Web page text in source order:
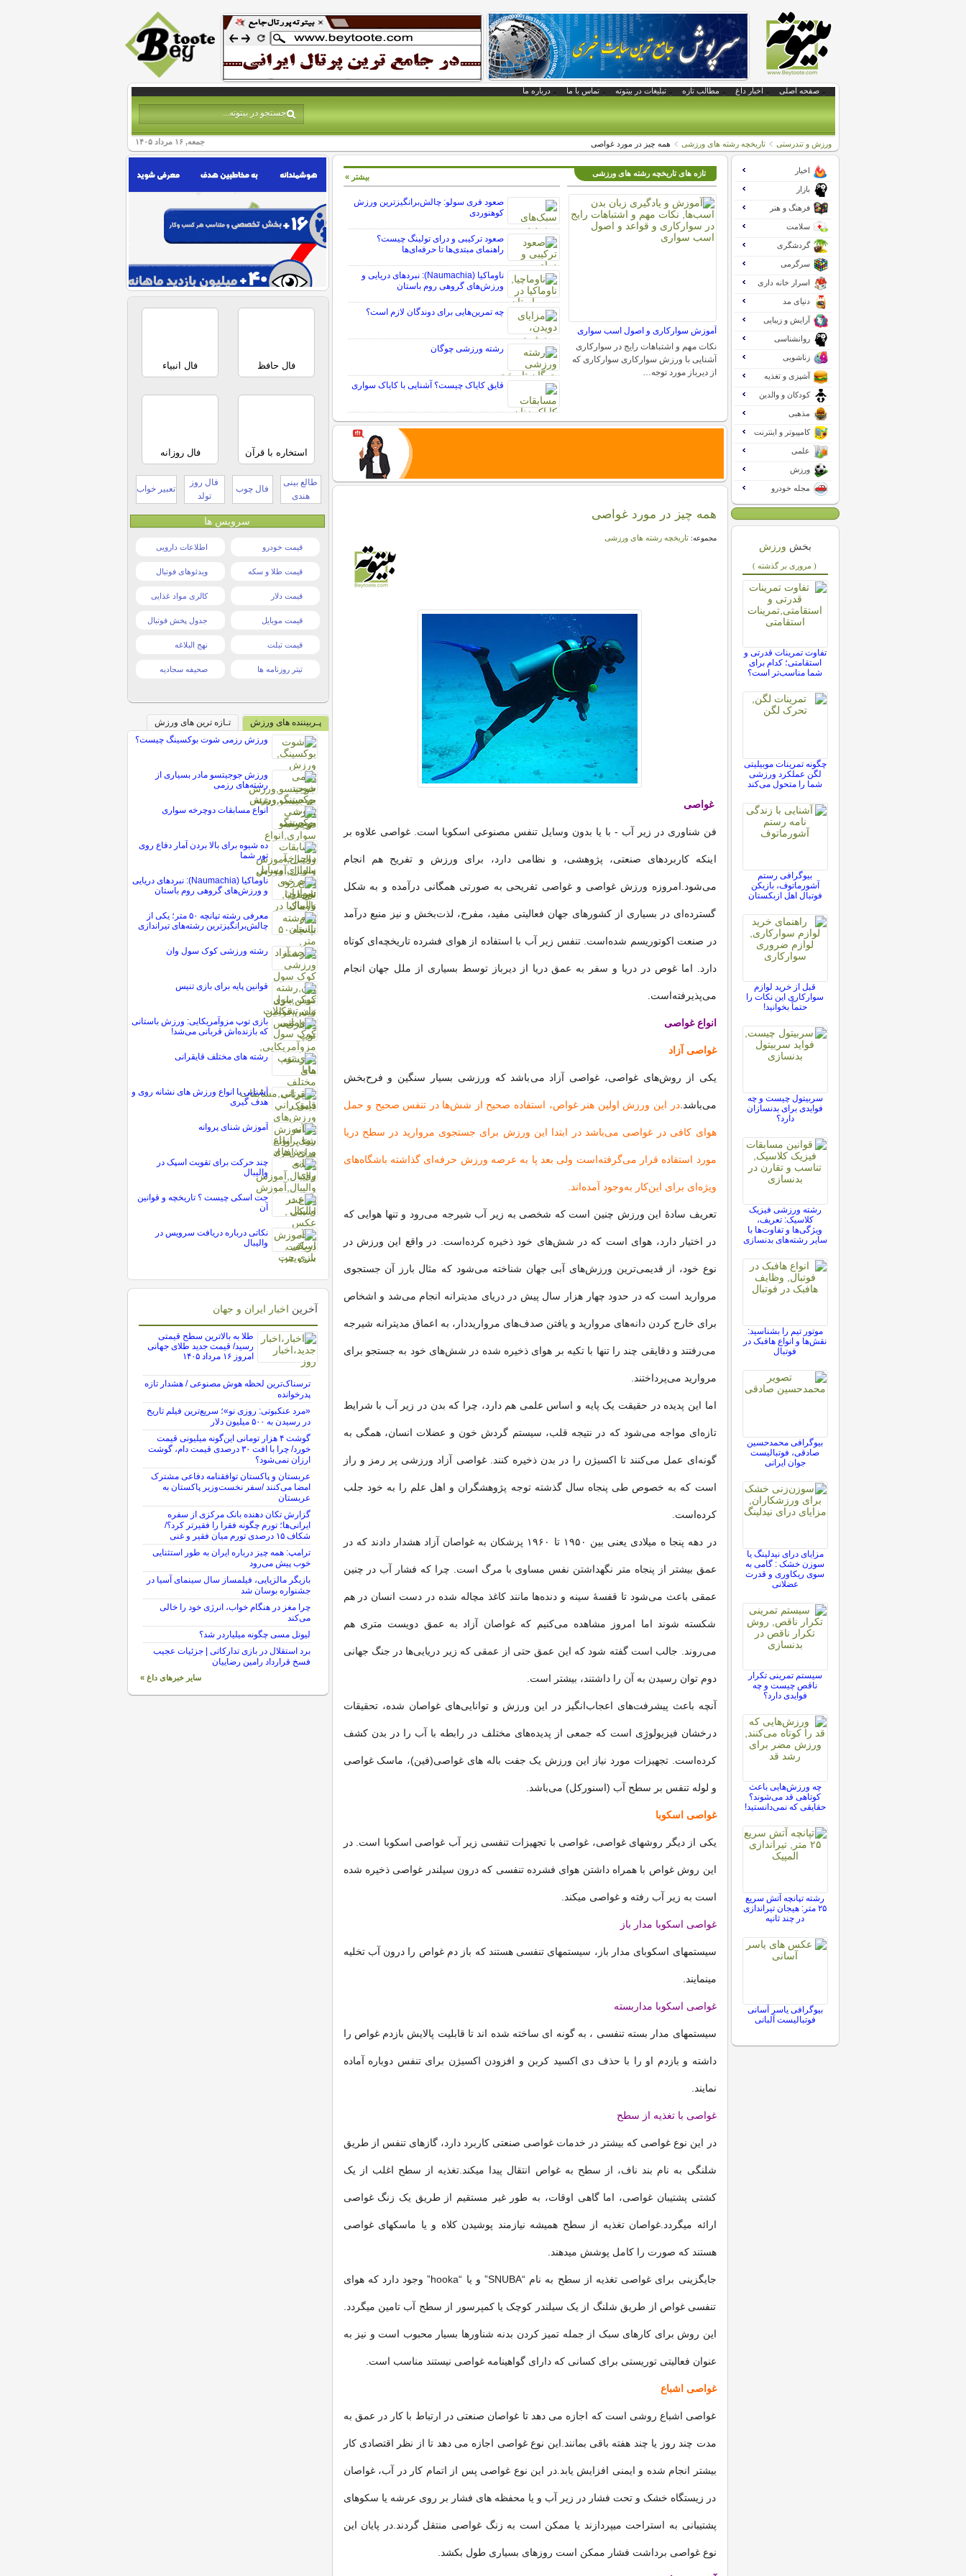
صفحه اصلی اخبار داغ مطالب تازه تبلیغات در بیتوته تماس با ما درباره ما
جمعه, ۱۶ مرداد ۱۴۰۵ ورزش و تندرستی تاریخچه رشته های ورزشی همه چيز در مورد غواصی
تازه های تاریخچه رشته های ورزشی
آموزش سوارکاری و اصول اسب سواری
نکات مهم و اشتباهات رایج در سوارکاری
آشنایی با ورزش سوارکاری سوارکاری که
از دیرباز مورد توجه…
صعود فری سولو: چالش‌برانگیزترین ورزش
کوهنوردی
صعود ترکیبی و درای تولینگ چیست؟
راهنمای مبتدی‌ها تا حرفه‌ای‌ها
ناوماکیا (Naumachia): نبردهای دریایی و
ورزش‌های گروهی روم باستان
چه تمرین‌هایی برای دوندگان لازم است؟
رشته ورزشی چوگان
قایق کایاک چیست؟ آشنایی با کایاک سواری
بیشتر »
همه چيز در مورد غواصی
مجموعه:تاریخچه رشته های ورزشی
غواصی
فن شناوری در زیر آب - با یا بدون وسایل تنفس مصنوعی اسکوبا است. غواصی علاوه بر
اینکه کاربردهای صنعتی، پژوهشی، و نظامی دارد، برای ورزش و تفریح هم انجام
می‌شود.امروزه ورزش غواصی و غواصی تفریحی به صورتی همگانی درآمده و به شکل
گسترده‌ای در بسیاری از کشورهای جهان فعالیتی مفید، مفرح، لذت‌بخش و نیز منبع درآمد
در صنعت اکوتوریسم شده‌است. تنفس زیر آب با استفاده از هوای فشرده تاریخچه‌ای کوتاه
دارد. اما غوص در دریا و سفر به عمق دریا از دیرباز توسط بسیاری از ملل جهان انجام
می‌پذیرفته‌است.
انواع غواصی
غواصی آزاد
یکی از روش‌های غواصی، غواصی آزاد می‌باشد که ورزشی بسیار سنگین و فرح‌بخش
می‌باشد.در این ورزش اولین هنر غواص، استفاده صحیح از شش‌ها در تنفس صحیح و حمل
هوای کافی در غواصی می‌باشد در ابتدا این ورزش برای جستجوی مروارید در سطح دریا
مورد استفاده قرار می‌گرفته‌است ولی بعد پا به عرصه ورزش حرفه‌ای گذاشته باشگاه‌های
ویژه‌ای برای این‌کار به‌وجود آمده‌اند.
تعریف سادهٔ این ورزش چنین است که شخصی به زیر آب شیرجه می‌رود و تنها هوایی که
در اختیار دارد، هوای است که در شش‌های خود ذخیره کرده‌است. در واقع این ورزش در
نوع خود، از قدیمی‌ترین ورزش‌های آبی جهان شناخته می‌شود که مثال بارز آن جستجوی
مروارید است که در حدود چهار هزار سال پیش در دریای مدیترانه انجام می‌شد و اشخاص
برای خارج کردن دانه‌های مروارید و یافتن صدف‌های مرواریددار، به اعماق مدیترانه شیرجه
می‌رفتند و دقایقی چند را تنها با تکیه بر هوای ذخیره شده در شش‌های خود به جستجو برای
مروارید می‌پرداختند.
اما این پدیده در حقیقت یک پایه و اساس علمی هم دارد، چرا که بدن در زیر آب با شرایط
تازه‌ای مواجه می‌شود که در نتیجه قلب، سیستم گردش خون و عضلات انسان، همگی به
گونه‌ای عمل می‌کنند تا اکسیژن را در بدن ذخیره کنند. غواصی آزاد ورزشی پر رمز و راز
است که به خصوص طی پنجاه سال گذشته توجه پژوهشگران و اهل علم را به خود جلب
کرده‌است.
در دهه پنجا ه میلادی یعنی بین ۱۹۵۰ تا ۱۹۶۰ پزشکان به غواصان آزاد هشدار دادند که در
عمق بیشتر از پنجاه متر نگهداشتن نفس مساوی با مرگ است. چرا که فشار آب در چنین
عمقی باعث می‌شود تا قفسهٔ سینه و دنده‌ها مانند کاغذ مچاله شده در دست انسان در هم
شکسته شوند اما امروز مشاهده می‌کنیم که غواصان آزاد به عمق دویست متری هم
می‌روند. جالب است گفته شود که این عمق حتی از عمقی که زیر دریایی‌ها در جنگ جهانی
دوم توان رسیدن به آن را داشتند، بیشتر است.
آنچه باعث پیشرفت‌های اعجاب‌انگیز در این ورزش و توانایی‌های غواصان شده، تحقیقات
درخشان فیزیولوژِی است که جمعی از پدیده‌های مختلف در رابطه با آب را در بدن کشف
کرده‌است. تجهیزات مورد نیاز این ورزش یک جفت باله های غواصی(فین)، ماسک غواصی
و لوله تنفس بر سطح آب (اسنورکل) می‌باشد.
غواصی اسکوبا
یکی از دیگر روشهای غواصی، غواصی با تجهیزات تنفسی زیر آب غواصی اسکوبا است. در
این روش غواص با همراه داشتن هوای فشرده تنفسی که درون سیلندر غواصی ذخیره شده
است به زیر آب رفته و غواصی میکند.
غواصی اسکوبا مدار باز
سیستمهای اسکوبای مدار باز، سیستمهای تنفسی هستند که باز دم غواص را درون آب تخلیه
مینمایند.
غواصی اسکوبا مداربسته
سیستمهای مدار بسته تنفسی ، به گونه ای ساخته شده اند تا قابلیت پالایش بازدم غواص را
داشته و بازدم او را با حذف دی اکسید کربن و افزودن اکسیژن برای تنفس دوباره آماده
نمایند.
غواصی با تغذیه از سطح
در این نوع غواصی که بیشتر در خدمات غواصی صنعتی کاربرد دارد، گازهای تنفس از طریق
شلنگی به نام بند ناف، از سطح به غواص انتقال پیدا میکند.تغذیه از سطح اغلب از یک
کشتی پشتیبان غواصی، اما گاهی اوقات، به طور غیر مستقیم از طریق یک زنگ غواصی
ارائه میگردد.غواصان تغذیه از سطح همیشه نیازمند پوشیدن کلاه و یا ماسکهای غواصی
هستند که صورت را کامل پوشش میدهند.
جایگزینی برای غواصی تغذیه از سطح به نام “SNUBA” و یا “hooka” وجود دارد که هوای
تنفسی غواص از طریق شلنگ از یک سیلندر کوچک یا کمپرسور از سطح آب تامین میگردد.
این روش برای کارهای سبک از جمله تمیز کردن بدنه شناورها بسیار محبوب است و نیز به
عنوان فعالیتی توریستی برای کسانی که دارای گواهینامه غواصی نیستند مناسب است.
غواصی اشباع
غواصی اشباع روشی است که اجازه می دهد تا غواصان صنعتی در ارتباط با کار در عمق به
مدت چند روز یا چند هفته باقی بمانند.این نوع غواصی اجازه می دهد تا از نظر اقتصادی کار
بیشتر انجام شده و ایمنی افزایش یابد.در این نوع غواصی پس از اتمام کار در آب، غواصان
در زیستگاه خشک و تحت فشار در زیر آب و یا محفظه های فشار بر روی عرشه یا سکوهای
پشتیبانی به استراحت میپردازند یا ممکن است به زنگ غواصی منتقل گردند.در پایان این
نوع غواصی برداشت فشار ممکن است روزهای بسیاری طول بکشد.
اخبار
بازار
فرهنگ و هنر
سلامت
گردشگری
سرگرمی
اسرار خانه داری
دنیای مد
آرایش و زیبایی
روانشناسی
زناشویی
آشپزی و تغذیه
کودکان و والدین
مذهبی
کامپیوتر و اینترنت
علمی
ورزش
مجله خودرو
بخش ورزش
( مروری بر گذشته )
تفاوت تمرینات قدرتی و
استقامتی؛ کدام برای
شما مناسب‌تر است؟
چگونه تمرینات موبیلیتی
لگن عملکرد ورزشی
شما را متحول می‌کند
بیوگرافی رستم
آشورماتوف، بازیکن
فوتبال اهل ازبکستان
قبل از خرید لوازم
سوارکاری این نکات را
حتماً بخوانید!
سربیتول چیست و چه
فوایدی برای بدنسازان
دارد؟
رشته ورزشی فیزیک
کلاسیک: تعریف،
ویژگی‌ها و تفاوت‌ها با
سایر رشته‌های بدنسازی
موتور تیم را بشناسید:
نقش‌ها و انواع هافبک در
فوتبال
بیوگرافی محمدحسین
صادقی، فوتبالیست
جوان ایرانی
مزایای درای نیدلینگ یا
سوزن خشک : گامی به
سوی ریکاوری و قدرت
عضلانی
سیستم تمرینی تکرار
ناقص چیست و چه
فوایدی دارد؟
چه ورزش‌هایی باعث
کوتاهی قد می‌شوند؟
حقایقی که نمی‌دانستید!
رشته تپانچه آتش سریع
۲۵ متر: هیجان تیراندازی
در چند ثانیه
بیوگرافی یاسر آسانی
فوتبالیست آلبانی
فال حافظ فال انبیاء
استخاره با قرآن فال روزانه
طالع بینی
هندی
فال چوب
فال روز
تولد
تعبیر خواب
سرویس ها
قیمت خودرو اطلاعات دارویی
قیمت طلا و سکه ویدئوهای فوتبال
قیمت دلار کالری مواد غذایی
قیمت موبایل جدول پخش فوتبال
قیمت تبلت نهج البلاغه
تیتر روزنامه ها صحیفه سجادیه
پـربیننده های ورزش
تـازه ترین های ورزش
ورزش رزمی شوت بوکسینگ چیست؟
ورزش جوجیتسو مادر بسیاری از
رشته‌های رزمی
انواع مسابقات دوچرخه سواری
ده شیوه برای بالا بردن آمار دفاع روی
تور شما
ناوماکیا (Naumachia): نبردهای دریایی
و ورزش‌های گروهی روم باستان
معرفی رشته تپانچه ۵۰ متر؛ یکی از
چالش‌برانگیزترین رشته‌های تیراندازی
رشته ورزشی کوک سول وان
قوانین پایه برای بازی تنیس
بازی توپ مزوآمریکایی: ورزش باستانی
که بازنده‌اش قربانی می‌شد!
رشته های مختلف قایقرانی
آشنایی با انواع ورزش های نشانه روی و
هدف گیری
آموزش شنای پروانه
چند حرکت برای تقویت اسپک در
والیبال
جت اسکی چیست ؟ تاریخچه و قوانین
آن
نکاتی درباره دریافت سرویس در
والیبال
آخرین اخبار ایران و جهان
طلا به بالاترین سطح قیمتی
رسید/ قیمت جدید طلای جهانی
امروز ۱۶ مرداد ۱۴۰۵
ترسناک‌ترین لحظه هوش مصنوعی / هشدار تازه
پدرخوانده
«مرد عنکبوتی: روزی نو»؛ سریع‌ترین فیلم تاریخ
در رسیدن به ۵۰۰ میلیون دلار
گوشت ۴ هزار تومانی این‌گونه میلیونی قیمت
خورد/ چرا با افت ۳۰ درصدی قیمت دام، گوشت
ارزان نمی‌شود؟
عربستان و پاکستان توافقنامه دفاعی مشترک
امضا می‌کنند /سفر نخست‌وزیر پاکستان به
عربستان
گزارش تکان‌ دهنده بانک مرکزی از سفره
ایرانی‌ها؛ تورم چگونه فقرا را فقیرتر کرد؟/
شکاف ۱۵ درصدی تورم میان فقیر و غنی
ترامپ: همه چیز درباره ایران به طور استثنایی
خوب پیش می‌رود
بازیگر مالزیایی، فیلمساز سال سینمای آسیا در
جشنواره بوسان شد
چرا مغز در هنگام خواب، انرژی خود را خالی
می‌کند
لیونل مسی چگونه میلیاردر شد؟
برد استقلال در بازی تدارکاتی | جزئیات عجیب
فسخ قرارداد رامین رضاییان
سایر خبرهای داغ »